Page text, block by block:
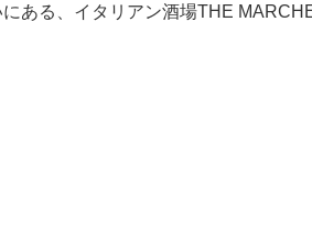
ある、イタリアン酒場THE